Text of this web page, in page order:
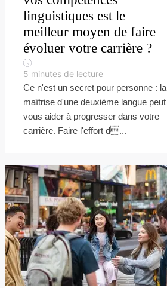
linguistiques est le
meilleur moyen de faire
évoluer votre carrière ?
5 minutes de lecture
Ce n'est un secret pour personne : la
maîtrise d'une deuxième langue peut
vous aider à progresser dans votre
carrière. Faire l'effort d...